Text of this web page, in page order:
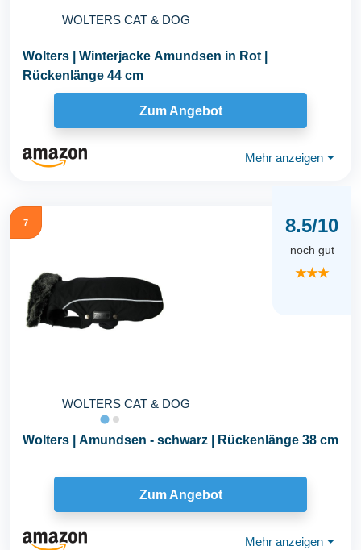
WOLTERS CAT & DOG
Wolters | Winterjacke Amundsen in Rot |
Rückenlänge 44 cm
Zum Angebot
Mehr anzeigen ⏷
7
WOLTERS CAT & DOG
8.5/10
noch gut
★★★
Wolters | Amundsen - schwarz | Rückenlänge 38 cm
Zum Angebot
Mehr anzeigen ⏷